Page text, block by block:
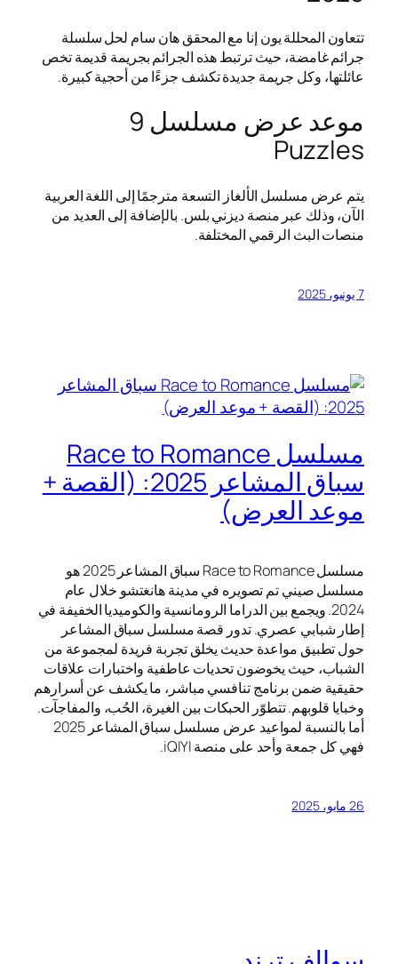
تتعاون المحللة يون إنا مع المحقق هان سام لحل سلسلة
جرائم غامضة، حيث ترتبط هذه الجرائم بجريمة قديمة تخص
عائلتها، وكل جريمة جديدة تكشف جزءًا من أحجية كبيرة.
موعد عرض مسلسل 9
Puzzles
يتم عرض مسلسل الألغاز التسعة مترجمًا إلى اللغة العربية
الآن، وذلك عبر منصة ديزني بلس. بالإضافة إلى العديد من
منصات البث الرقمي المختلفة.
7 يونيو، 2025
مسلسل Race to Romance
سباق المشاعر 2025: (القصة +
موعد العرض)
مسلسل Race to Romance سباق المشاعر 2025 هو
مسلسل صيني تم تصويره في مدينة هانغتشو خلال عام
2024. ويجمع بين الدراما الرومانسية والكوميديا الخفيفة في
إطار شبابي عصري. تدور قصة مسلسل سباق المشاعر
حول تطبيق مواعدة حديث يخلق تجربة فريدة لمجموعة من
الشباب، حيث يخوضون تحديات عاطفية واختبارات علاقات
حقيقية ضمن برنامج تنافسي مباشر، ما يكشف عن أسرارهم
وخبايا قلوبهم. تتطوّر الحبكات بين الغيرة، الحُب، والمفاجآت.
أما بالنسبة لمواعيد عرض مسلسل سباق المشاعر 2025
فهي كل جمعة وأحد على منصة iQIYI.
26 مايو، 2025